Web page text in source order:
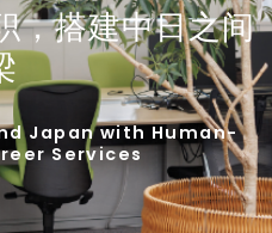
，搭建中日之间
Japan with Human-
Services